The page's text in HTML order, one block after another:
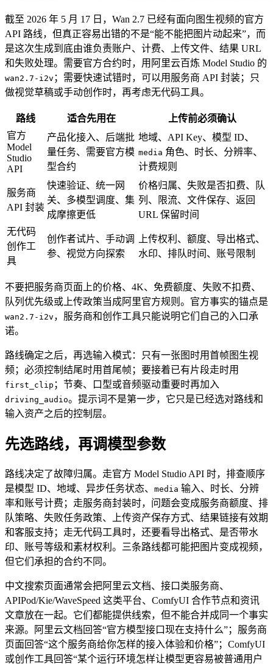
截至 2026 年 5 月 17 日，Wan 2.7 已经有面向图生视频的官方
API 路线，但真正容易出错的不是“能不能把图片动起来”，而
是这次生成到底由谁负责账户、计费、上传文件、结果 URL
和失败处理。需要官方合约时，用阿里云百炼 Model Studio 的
wan2.7-i2v ；需要快速试错时，可以用服务商 API 封装；只
做视觉草稿或手动创作时，再考虑无代码工具。
路线 适合先用在
上传前必须确认
官方
Model
Studio
API
产品化接入、后端批
量任务、需要官方模
型合约
地域、API Key、模型 ID、
media 角色、时长、分辨率、
计费规则
服务商
API 封装
快速验证、统一网
关、多模型调度、集
成摩擦更低
价格归属、失败是否扣费、队
列、限流、文件保存、返回
URL 保留时间
无代码
创作工
具
创作者试片、手动调
参、视觉方向探索
上传权利、额度、导出格式、
水印、排队时间、账号限制
不要把服务商页面上的价格、4K、免费额度、失败不扣费、
队列优先级或上传政策当成阿里官方规则。官方事实的锚点是
wan2.7-i2v ，服务商和创作工具只能说明它们自己的入口承
诺。
路线确定之后，再选输入模式：只有一张图时用首帧图生视
频；必须控制结尾时用首尾帧；要接着已有片段走时用
first_clip ；节奏、口型或音频驱动重要时再加入
driving_audio。提示词不是第一步，它只是已经选对路线和
输入资产之后的控制层。
先选路线，再调模型参数
路线决定了故障归属。走官方 Model Studio API 时，排查顺序
是模型 ID、地域、异步任务状态、 media 输入、时长、分辨
率和账号计费；走服务商封装时，问题会变成服务商额度、排
队策略、失败任务政策、上传资产保存方式、结果链接有效期
和客服支持；走无代码工具时，还要看导出格式、是否带水
印、账号等级和素材权利。三条路线都可能把图片变成视频，
但它们承担的合约不同。
中文搜索页面通常会把阿里云文档、接口类服务商、
APIPod/Kie/WaveSpeed 这类平台、ComfyUI 合作节点和资讯
文章放在一起。它们都能提供线索，但不能合并成同一个事实
来源。阿里云文档回答“官方模型接口现在支持什么”；服务商
页面回答“这个服务商给你怎样的接入体验和价格”；ComfyUI
或创作工具回答“某个运行环境怎样让模型更容易被普通用户